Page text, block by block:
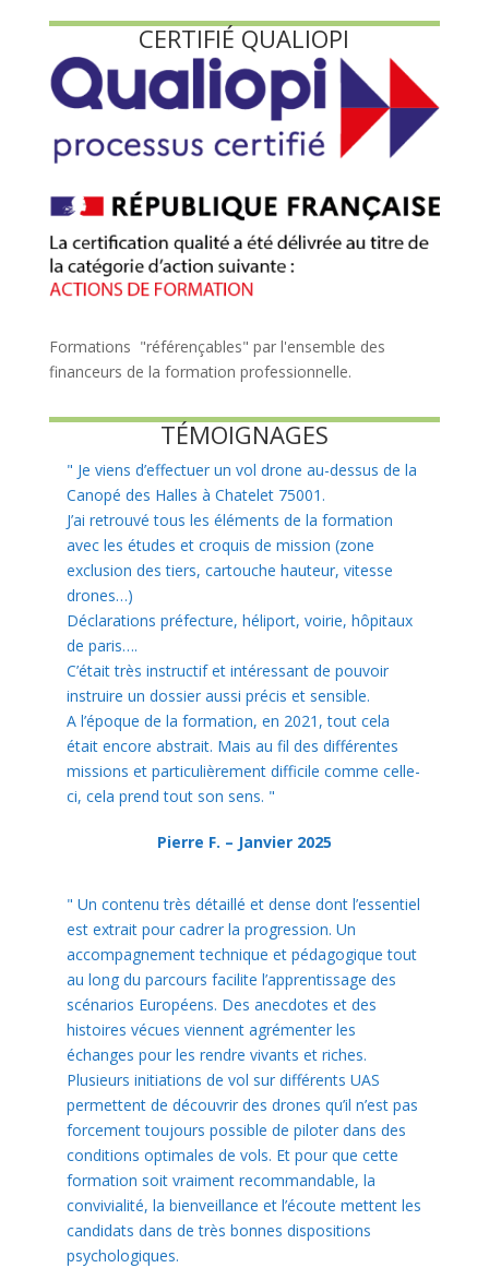
CERTIFIÉ QUALIOPI
Formations "référençables" par l'ensemble des
financeurs de la formation professionnelle.
TÉMOIGNAGES
" Je viens d’effectuer un vol drone au-dessus de la
Canopé des Halles à Chatelet 75001.
J’ai retrouvé tous les éléments de la formation
avec les études et croquis de mission (zone
exclusion des tiers, cartouche hauteur, vitesse
drones…)
Déclarations préfecture, héliport, voirie, hôpitaux
de paris….
C’était très instructif et intéressant de pouvoir
instruire un dossier aussi précis et sensible.
A l’époque de la formation, en 2021, tout cela
était encore abstrait. Mais au fil des différentes
missions et particulièrement difficile comme celle-
ci, cela prend tout son sens. "
Pierre F. – Janvier 2025
" Un contenu très détaillé et dense dont l’essentiel
est extrait pour cadrer la progression. Un
accompagnement technique et pédagogique tout
au long du parcours facilite l’apprentissage des
scénarios Européens. Des anecdotes et des
histoires vécues viennent agrémenter les
échanges pour les rendre vivants et riches.
Plusieurs initiations de vol sur différents UAS
permettent de découvrir des drones qu’il n’est pas
forcement toujours possible de piloter dans des
conditions optimales de vols. Et pour que cette
formation soit vraiment recommandable, la
convivialité, la bienveillance et l’écoute mettent les
candidats dans de très bonnes dispositions
psychologiques.